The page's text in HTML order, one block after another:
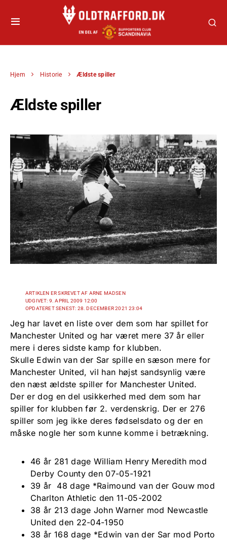
Hjem Historie Ældste spiller
Ældste spiller
ARTIKLEN ER SKREVET AF ARNE MADSEN
UDGIVET: 9. APRIL 2009 12:00
OPDATERET SENEST: 28. DECEMBER 2021 23:04
Jeg har lavet en liste over dem som har spillet for
Manchester United og har været mere 37 år eller
mere i deres sidste kamp for klubben.
Skulle Edwin van der Sar spille en sæson mere for
Manchester United, vil han højst sandsynlig være
den næst ældste spiller for Manchester United.
Der er dog en del usikkerhed med dem som har
spiller for klubben før 2. verdenskrig. Der er 276
spiller som jeg ikke deres fødselsdato og der en
måske nogle her som kunne komme i betrækning.
46 år 281 dage William Henry Meredith mod
Derby County den 07-05-1921
39 år 48 dage *Raimound van der Gouw mod
Charlton Athletic den 11-05-2002
38 år 213 dage John Warner mod Newcastle
United den 22-04-1950
38 år 168 dage *Edwin van der Sar mod Porto